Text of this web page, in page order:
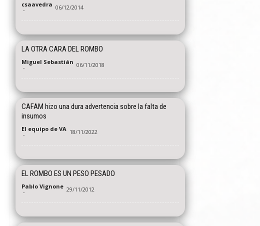
csaavedra
- 06/12/2014
LA OTRA CARA DEL ROMBO
Miguel Sebastián
- 06/11/2018
CAFAM hizo una dura advertencia sobre la falta de
insumos
El equipo de VA
- 18/11/2022
EL ROMBO ES UN PESO PESADO
Pablo Vignone
- 29/11/2012